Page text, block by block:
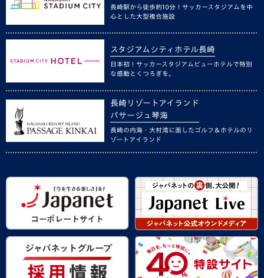
長崎駅から徒歩約10分！サッカースタジアムを中
心とした大型複合施設
スタジアムシティホテル長崎
日本初！サッカースタジアムビューホテルで特別
な感動とくつろぎを。
長崎リゾートアイランド
パサージュ琴海
長崎の内海・大村湾に面したゴルフ＆ホテルのリ
ゾートアイランド